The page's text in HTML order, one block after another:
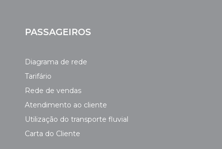
PASSAGEIROS
Diagrama de rede
Tarifário
Rede de vendas
Atendimento ao cliente
Utilização do transporte fluvial
Carta do Cliente